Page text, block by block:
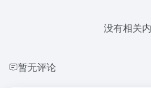
没有相关
暂无评论